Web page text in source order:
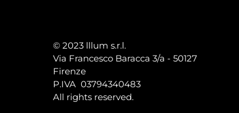
© 2023 lllum s.r.l.
Via Francesco Baracca 3/a - 50127
Firenze
P.IVA 03794340483
All rights reserved.